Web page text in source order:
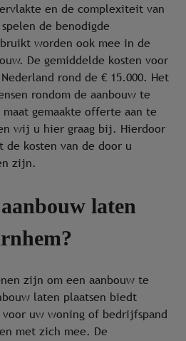
en de complexiteit van
de benodigde
worden ook mee in de
De gemiddelde kosten voor
rond de € 15.000. Het
rondom de aanbouw te
gemaakte offerte aan te
wij u hier graag bij. Hierdoor
kosten van de door u
zijn.
laten
zijn om een aanbouw te
laten plaatsen biedt
uw woning of bedrijfspand
met zich mee. De